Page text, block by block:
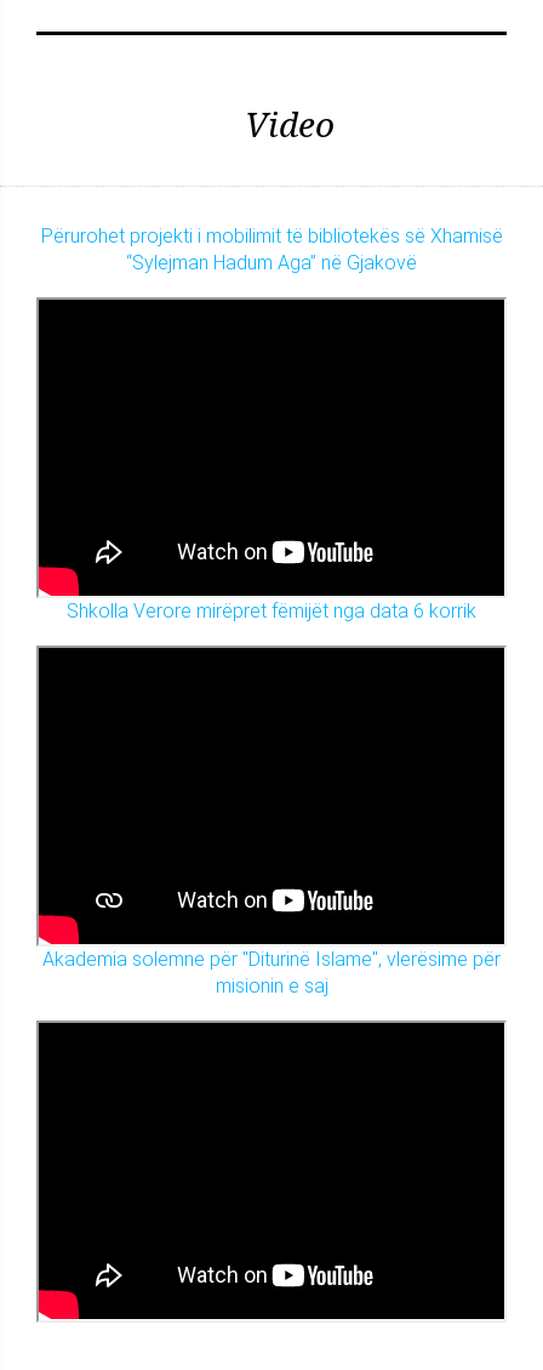
Video
Përurohet projekti i mobilimit të bibliotekës së Xhamisë
“Sylejman Hadum Aga” në Gjakovë
Shkolla Verore mirëpret fëmijët nga data 6 korrik
Akademia solemne për "Diturinë Islame", vlerësime për
misionin e saj